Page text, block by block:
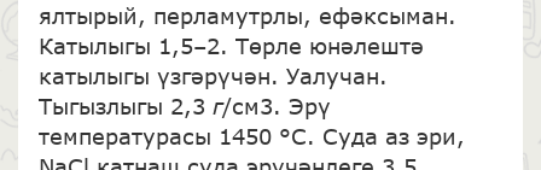
ялтырый, перламутрлы, ефәксыман.
Катылыгы 1,5–2. Төрле юнәлештә
катылыгы үзгәрүчән. Уалучан.
Тыгызлыгы 2,3 г/см3. Эрү
температурасы 1450 °C. Суда аз эри,